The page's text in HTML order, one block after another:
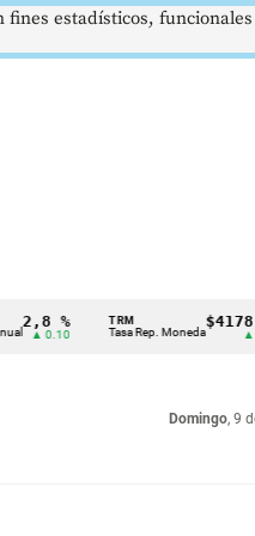
TRM
Tasa Rep. Moneda
$4178,23
▲ 0.42
Domingo, 9
estadísticos,